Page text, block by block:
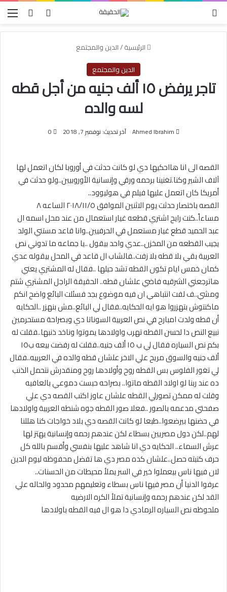
بحث عنتسجيل
الرئيسية/الدين والمجتمع
الدين والمجتمع
تاجر يرفض ١٥ ألف جنيه من أجل قطه
لسه والده
Ahmed Ibrahim آخر تحديث: نوفمبر 7, 2018 0
القصه الى انا هااحكيها دي لو كانت حدثت في أوروبا لكان اتعمل لها
آلاف الشير وكنا.تغنينا برحمه ورقي وإنسانية الأوروبيين..ولو حدثت في
أمريكا كان اتعمل عليها فيلم في هوليوود..
القصه باختصار حدثت يوم الاثنين الموافق ٢٠١٨/١١/٥ الساعه ٨
مساءاً..كنت رايح اشتري قطعه غيار استعمال من عند محل اسمه ال
عبد الحميد قطع غيار مستعمل في الحرفيين..وانا قاعد مستني الولد
يجيب القطعه من المخزن..عدي واحد بيقول ..يا جماعه ما تدوني نص
العربية بقي بلا قطه بلازفت..فالشاب ال قاعد في المحل بيقوله عدي
كمان خمس ايام تكون القطه تشد حيلها ..فقال له المشتري يعني
هاترجعني الشرقيه فاضي علشان قطه.. الحقيقة الراجل المشتري شتم
ومشي..ف لفت انتباهي ان فيه موضوع بجد فسئلت البائع واضح انكم
ماكنتوش بتهزروا هو ايه الحكايه..فقال لي البائع..مش بنهزر ..الحكايه
أن قطه ولدت امبارح في نص العربية السوناتا دي وبصراحة مستحرمين
نبيع النص دا لحسن القطه تهرب واولادها يموتوا وناخد ذنبها..فقلت له
بكم نص السياره فقال لي ب ١٥ ألف جنيه..فقلت له رفضت بيعه ب١٥
ألف جنيه والسوق مريح علي الاخر علشان قطه والده في العربيه..فقال
لي تغور الفلوس بس القطه روح وأولادها روح ومنقدرش نتحمل الذنب
ده عند ربنا لو اولاد القطه ماتوا.. بصراحه حبست دموعي بالعافيه
وقلت له ممكن تصورلي القطه علشان عاوز اكتب القصه دي علي
صفحتي مدعمه بالصور ..فعلا صور القطه جوه شنطه العربية واولادها
في حضنها بيرضعوا..طبعا لو كانت القصه دي بلاد خواجات كنا هللنا
لهم..لكن دول مصريين بسطاء لكن عندهم رحمه وإنسانية يهتز لها
عرش السماء.. الحكايه دي انا شاهد عليها بنفسي وأقسم بالله كل
حرف كتبته حصل..علشان كده مصر دي ها تفضل محفوظه ليوم الدين
لان فيها ناس بيعملوا خير في السر يملأ محيطات من الحسنات..
عرفوا الدنيا أن مصر فيها ناس بسطاء وتعليمهم محدود والحاله علي
القد لكن عندهم رحمه وإنسانية تملأ الكره الارضيه
ملحوظه نص السياره الرمادي دا هو ال فيه القطه باولادها